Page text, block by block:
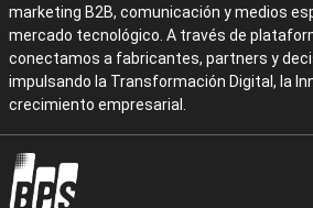
marketing B2B, comunicación y medios
mercado tecnológico. A través de
conectamos a fabricantes, partners y
impulsando la Transformación Digital, la
crecimiento empresarial.